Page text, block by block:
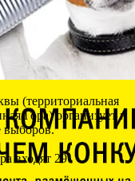
(территориальная
Гора) организует и
выборов.
входят 29